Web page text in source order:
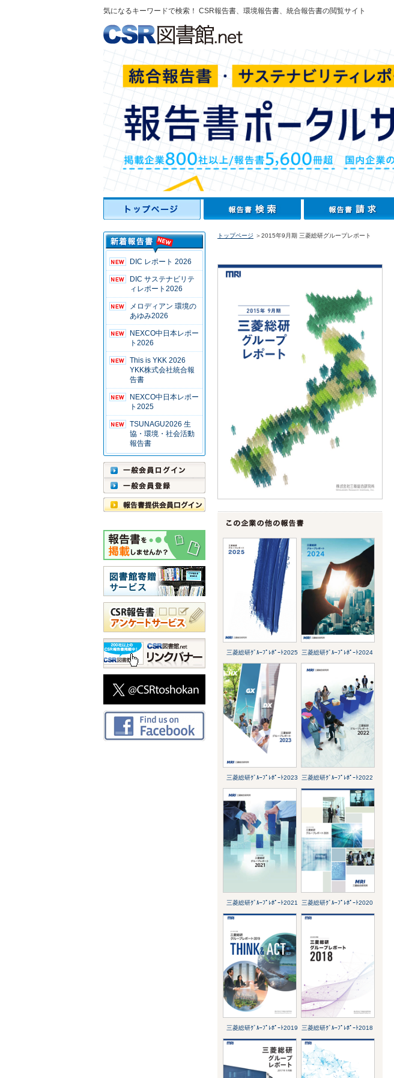
気になるキーワードで検索！ CSR報告書、環境報告書、統合報告書の閲覧サイト
DIC レポート 2026
DIC サステナビリテ
ィレポート2026
メロディアン 環境の
あゆみ2026
NEXCO中日本レポー
ト2026
This is YKK 2026
YKK株式会社統合報
告書
NEXCO中日本レポー
ト2025
TSUNAGU2026 生
協・環境・社会活動
報告書
トップページ ＞2015年9月期 三菱総研グループレポート
三菱総研ｸﾞﾙｰﾌﾟﾚﾎﾟｰﾄ2025 三菱総研ｸﾞﾙｰﾌﾟﾚﾎﾟｰﾄ2024
三菱総研ｸﾞﾙｰﾌﾟﾚﾎﾟｰﾄ2023 三菱総研ｸﾞﾙｰﾌﾟﾚﾎﾟｰﾄ2022
三菱総研ｸﾞﾙｰﾌﾟﾚﾎﾟｰﾄ2021 三菱総研ｸﾞﾙｰﾌﾟﾚﾎﾟｰﾄ2020
三菱総研ｸﾞﾙｰﾌﾟﾚﾎﾟｰﾄ2019 三菱総研ｸﾞﾙｰﾌﾟﾚﾎﾟｰﾄ2018